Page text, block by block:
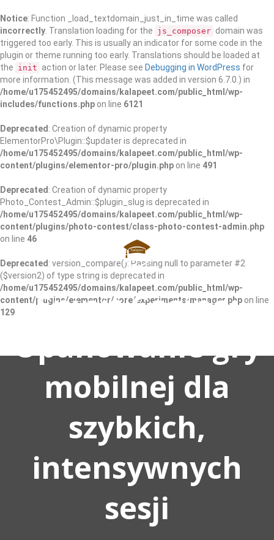
Notice: Function _load_textdomain_just_in_time was called
incorrectly . Translation loading for the js_composer domain was
triggered too early. This is usually an indicator for some code in the
plugin or theme running too early. Translations should be loaded at
the init action or later. Please see Debugging in WordPress for
more information. (This message was added in version 6.7.0.) in
/home/u175452495/domains/kalapeet.com/public_html/wp-
includes/functions.php on line 6121
Deprecated : Creation of dynamic property
ElementorPro\Plugin::$updater is deprecated in
/home/u175452495/domains/kalapeet.com/public_html/wp-
content/plugins/elementor-pro/plugin.php on line 491
Deprecated : Creation of dynamic property
Photo_Contest_Admin::$plugin_slug is deprecated in
/home/u175452495/domains/kalapeet.com/public_html/wp-
content/plugins/photo-contest/class-photo-contest-admin.php
on line 46
Deprecated : version_compare(): Passing null to parameter #2
($version2) of type string is deprecated in
/home/u175452495/domains/kalapeet.com/public_html/wp-
content/plugins/elementor/core/experiments/manager.php on line
129
Spinit Casino:
Opanowanie gry
mobilnej dla
szybkich,
intensywnych
sesji